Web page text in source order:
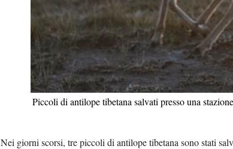
Piccoli di antilope tibetana salvati presso una
Nei giorni scorsi, tre piccoli di antilope tibetana sono stati